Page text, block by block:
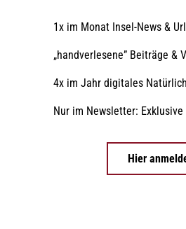
1x im Monat Insel-News &
„handverlesene” Beiträge &
4x im Jahr digitales
Nur im Newsletter:
Hier